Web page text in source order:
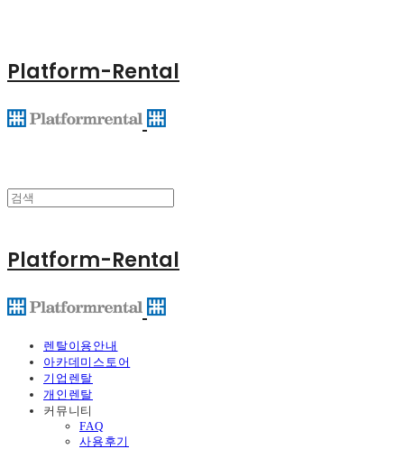
Platform-Rental
Platform-Rental
렌탈이용안내
아카데미스토어
기업렌탈
개인렌탈
커뮤니티
FAQ
사용후기